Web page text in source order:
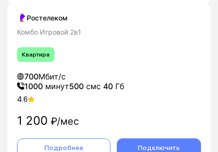
Ростелеком
Комбо Игровой 2в1
Квартира
700Мбит/с
1000 минут500 смс 40 Гб
4.6
1 200 ₽/мес
Подробнее Подключить